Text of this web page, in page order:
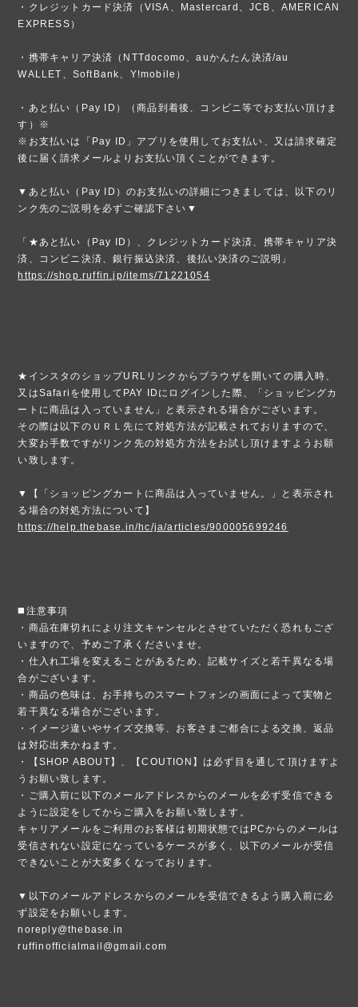
・クレジットカード決済（VISA、Mastercard、JCB、AMERICAN
EXPRESS）
・携帯キャリア決済（NTTdocomo、auかんたん決済/au
WALLET、SoftBank、Y!mobile）
・あと払い（Pay ID）（商品到着後、コンビニ等でお支払い頂けま
す）※
※お支払いは「Pay ID」アプリを使用してお支払い、又は請求確定
後に届く請求メールよりお支払い頂くことができます。
▼あと払い（Pay ID）のお支払いの詳細につきましては、以下のリ
ンク先のご説明を必ずご確認下さい▼
「★あと払い（Pay ID）、クレジットカード決済、携帯キャリア決
済、コンビニ決済、銀行振込決済、後払い決済のご説明」
https://shop.ruffin.jp/items/71221054
★インスタのショップURLリンクからブラウザを開いての購入時、
又はSafariを使用してPAY IDにログインした際、「ショッピングカ
ートに商品は入っていません」と表示される場合がございます。
その際は以下のＵＲＬ先にて対処方法が記載されておりますので、
大変お手数ですがリンク先の対処方方法をお試し頂けますようお願
い致します。
▼【「ショッピングカートに商品は入っていません。」と表示され
る場合の対処方法について】
https://help.thebase.in/hc/ja/articles/900005699246
◼️注意事項
・商品在庫切れにより注文キャンセルとさせていただく恐れもござ
いますので、予めご了承くださいませ。
・仕入れ工場を変えることがあるため、記載サイズと若干異なる場
合がございます。
・商品の色味は、お手持ちのスマートフォンの画面によって実物と
若干異なる場合がございます。
・イメージ違いやサイズ交換等、お客さまご都合による交換、返品
は対応出来かねます。
・【SHOP ABOUT】、【COUTION】は必ず目を通して頂けますよ
うお願い致します。
・ご購入前に以下のメールアドレスからのメールを必ず受信できる
ように設定をしてからご購入をお願い致します。
キャリアメールをご利用のお客様は初期状態ではPCからのメールは
受信されない設定になっているケースが多く、以下のメールが受信
できないことが大変多くなっております。
▼以下のメールアドレスからのメールを受信できるよう購入前に必
ず設定をお願いします。
noreply@thebase.in
ruffinofficialmail@gmail.com